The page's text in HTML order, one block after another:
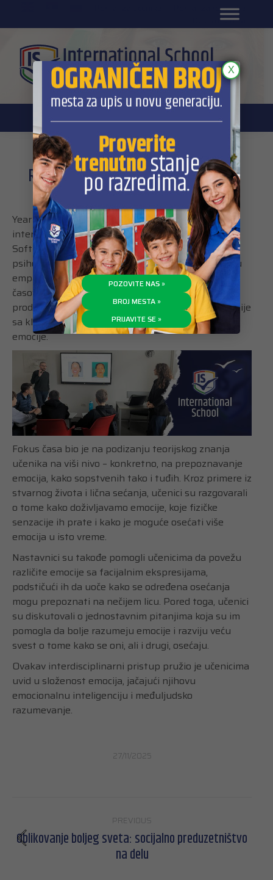
Portal za roditelje
DL platforma
Razumevanje emocija na času Soft
Skills i psihologije
Year 8 učenici nedavno su učestvovali u
interdisciplinarnom času koji su održali nastavnik
Soft Skills predmeta, Marko Nikolić, i nastavnica
psihologije, Lara Filipović. Nadovezujući se na temu
empatije, kojom su se učenici bavili na prethodnim
časovima Soft Skillsa, ovaj čas imao je za cilj da
produbi njihovo razumevanje povezivanjem empatije
sa ključnim psihološkim konceptima vezanim za
emocije.
Fokus časa bio je na podizanju teorijskog znanja
učenika na viši nivo – konkretno, na prepoznavanje
emocija, kako sopstvenih tako i tuđih. Kroz primere iz
stvarnog života i lična sećanja, učenici su razgovarali
o tome kako doživljavamo emocije, koje fizičke
senzacije ih prate i kako je moguće osećati više
emocija u isto vreme.
Nastavnici su takođe pomogli učenicima da povežu
različite emocije sa facijalnim ekspresijama,
podstičući ih da uoče kako se određena osećanja
mogu prepoznati na nečijem licu. Pored toga, učenici
su diskutovali o jednostavnim pitanjima koja su im
pomogla da bolje razumeju emocije i razviju veću
svest o tome kako se oni, ali i drugi, osećaju.
Ovakav interdisciplinarni pristup pružio je učenicima
uvid u složenost emocija, jačajući njihovu
emocionalnu inteligenciju i međuljudsko
razumevanje.
27/11/2025
navigation
PREVIOUS
Previous
post:
Oblikovanje boljeg sveta: socijalno preduzetništvo
na delu
POZOVITE NAS »
BROJ MESTA »
PRIJAVITE SE »
X